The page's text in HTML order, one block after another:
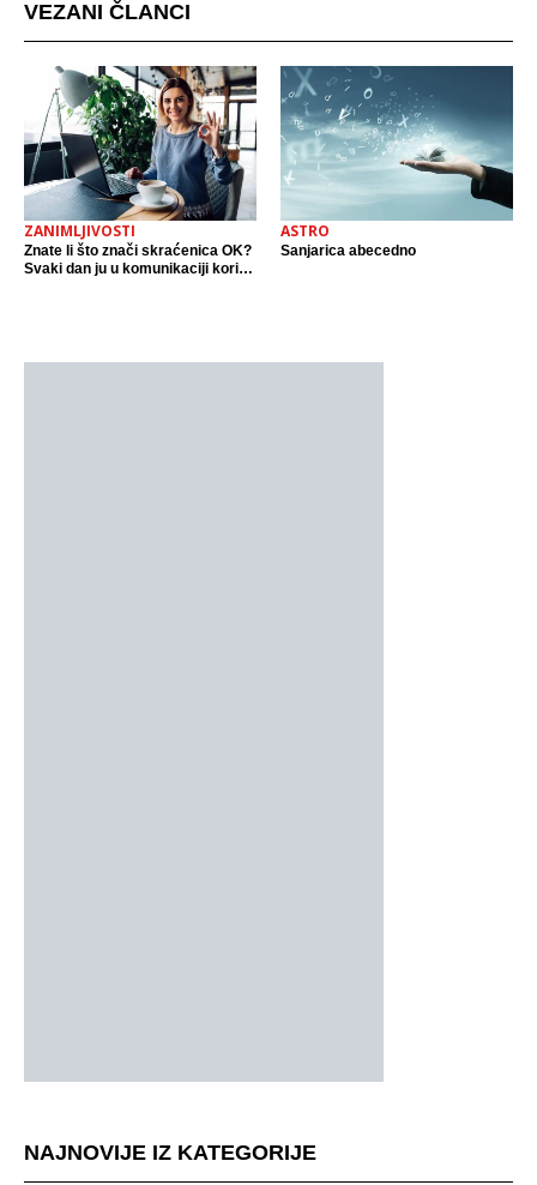
VEZANI ČLANCI
ZANIMLJIVOSTI
Znate li što znači skraćenica OK?
Svaki dan ju u komunikaciji koristi
ASTRO
Sanjarica abecedno
NAJNOVIJE IZ KATEGORIJE